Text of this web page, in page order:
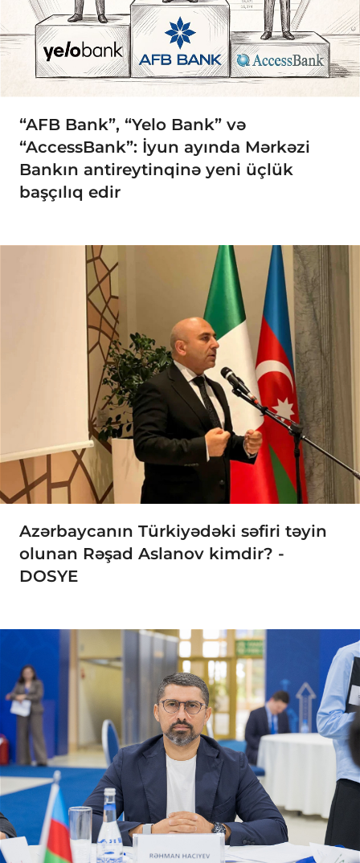
“AFB Bank”, “Yelo Bank” və
“AccessBank”: İyun ayında Mərkəzi
Bankın antireytinqinə yeni üçlük
başçılıq edir
Azərbaycanın Türkiyədəki səfiri təyin
olunan Rəşad Aslanov kimdir? -
DOSYE